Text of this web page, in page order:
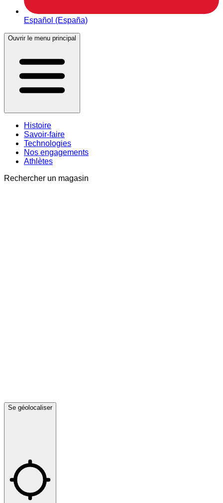
Español (España)
Ouvrir le menu principal
Histoire
Savoir-faire
Technologies
Nos engagements
Athlètes
Rechercher un magasin
Se géolocaliser